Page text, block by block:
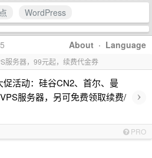
WordPress
About · Language
服务器，99元起，续费代金券
活动：硅谷CN2、首尔、曼
服务器，另可免费领取续费/
›
PRO